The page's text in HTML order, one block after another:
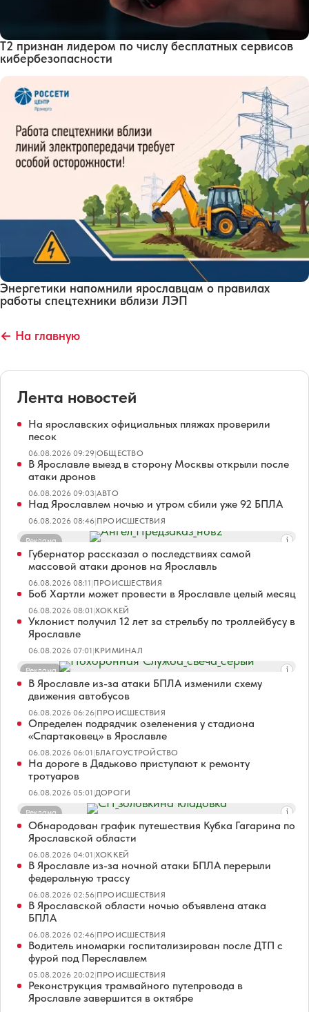
Т2 признан лидером по числу бесплатных сервисов
кибербезопасности
Энергетики напомнили ярославцам о правилах
работы спецтехники вблизи ЛЭП
← На главную
Лента новостей
На ярославских официальных пляжах проверили
песок
06.08.2026 09:29|ОБЩЕСТВО
В Ярославле выезд в сторону Москвы открыли после
атаки дронов
06.08.2026 09:03|АВТО
Над Ярославлем ночью и утром сбили уже 92 БПЛА
06.08.2026 08:46|ПРОИСШЕСТВИЯ
Реклама
Губернатор рассказал о последствиях самой
массовой атаки дронов на Ярославль
06.08.2026 08:11|ПРОИСШЕСТВИЯ
Боб Хартли может провести в Ярославле целый месяц
06.08.2026 08:01|ХОККЕЙ
Уклонист получил 12 лет за стрельбу по троллейбусу в
Ярославле
06.08.2026 07:01|КРИМИНАЛ
Реклама
В Ярославле из-за атаки БПЛА изменили схему
движения автобусов
06.08.2026 06:26|ПРОИСШЕСТВИЯ
Определен подрядчик озеленения у стадиона
«Спартаковец» в Ярославле
06.08.2026 06:01|БЛАГОУСТРОЙСТВО
На дороге в Дядьково приступают к ремонту
тротуаров
06.08.2026 05:01|ДОРОГИ
Реклама
Обнародован график путешествия Кубка Гагарина по
Ярославской области
06.08.2026 04:01|ХОККЕЙ
В Ярославле из-за ночной атаки БПЛА перерыли
федеральную трассу
06.08.2026 02:56|ПРОИСШЕСТВИЯ
В Ярославской области ночью объявлена атака
БПЛА
06.08.2026 02:46|ПРОИСШЕСТВИЯ
Водитель иномарки госпитализирован после ДТП с
фурой под Переславлем
05.08.2026 20:02|ПРОИСШЕСТВИЯ
Реконструкция трамвайного путепровода в
Ярославле завершится в октябре